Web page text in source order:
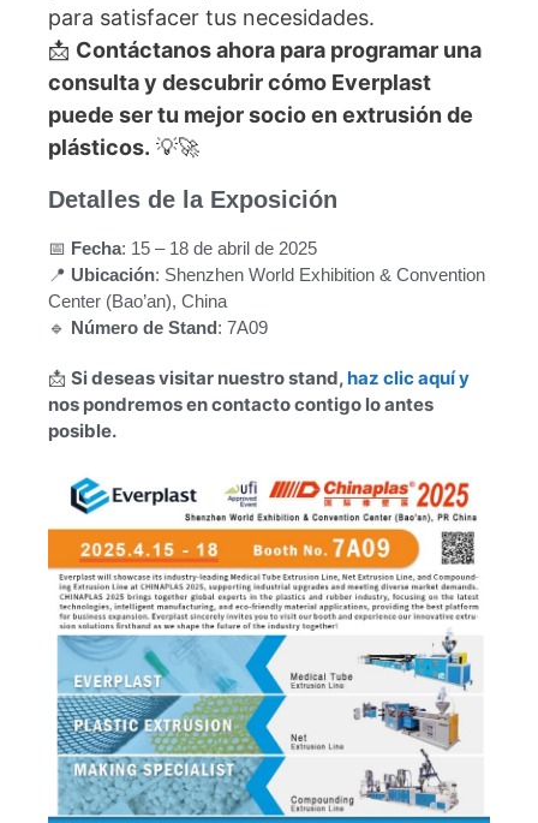
para satisfacer tus necesidades.
📩 Contáctanos ahora para programar una
consulta y descubrir cómo Everplast
puede ser tu mejor socio en extrusión de
plásticos. 💡🚀
Detalles de la Exposición
📅 Fecha: 15 – 18 de abril de 2025
📍 Ubicación: Shenzhen World Exhibition & Convention
Center (Bao’an), China
🔹 Número de Stand: 7A09
📩 Si deseas visitar nuestro stand,haz clic aquí y
nos pondremos en contacto contigo lo antes
posible.